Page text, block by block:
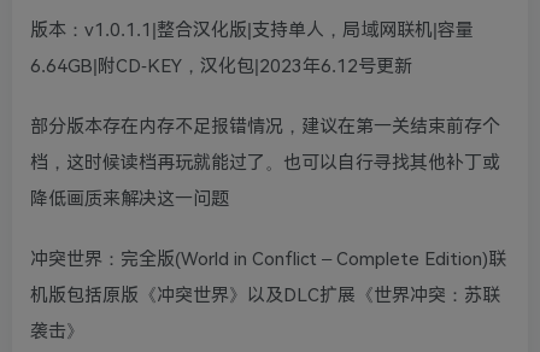
版本：v1.0.1.1|整合汉化版|支持单人，局域网联机|容量
6.64GB|附CD-KEY，汉化包|2023年6.12号更新
部分版本存在内存不足报错情况，建议在第一关结束前存个
档，这时候读档再玩就能过了。也可以自行寻找其他补丁或
降低画质来解决这一问题
冲突世界：完全版(World in Conflict – Complete Edition)联
机版包括原版《冲突世界》以及DLC扩展《世界冲突：苏联
袭击》